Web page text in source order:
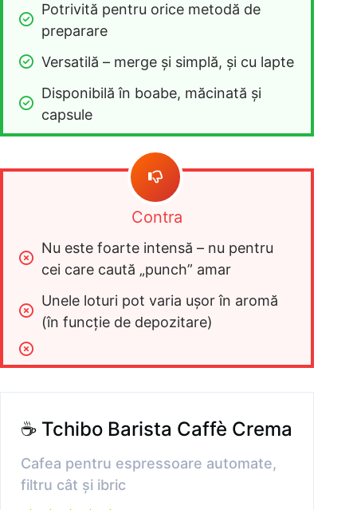
Potrivită pentru orice metodă de
preparare
Versatilă – merge și simplă, și cu lapte
Disponibilă în boabe, măcinată și
capsule
Contra
Nu este foarte intensă – nu pentru
cei care caută „punch” amar
Unele loturi pot varia ușor în aromă
(în funcție de depozitare)
☕ Tchibo Barista Caffè Crema
Cafea pentru espressoare automate,
filtru cât și ibric